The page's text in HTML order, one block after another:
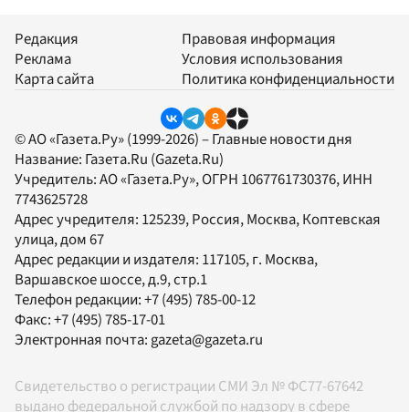
Редакция
Реклама
Карта сайта
Правовая информация
Условия использования
Политика конфиденциальности
© АО «Газета.Ру» (1999-2026) – Главные новости дня
Название: Газета.Ru (Gazeta.Ru)
Учредитель:АО «Газета.Ру», ОГРН 1067761730376, ИНН
7743625728
Адрес учредителя: 125239, Россия, Москва, Коптевская
улица, дом 67
Адрес редакции и издателя: 117105, г. Москва,
Варшавское шоссе, д.9, стр.1
Телефон редакции:+7 (495) 785-00-12
Факс:+7 (495) 785-17-01
Электронная почта:gazeta@gazeta.ru
Свидетельство о регистрации СМИ Эл № ФС77-67642
выдано федеральной службой по надзору в сфере